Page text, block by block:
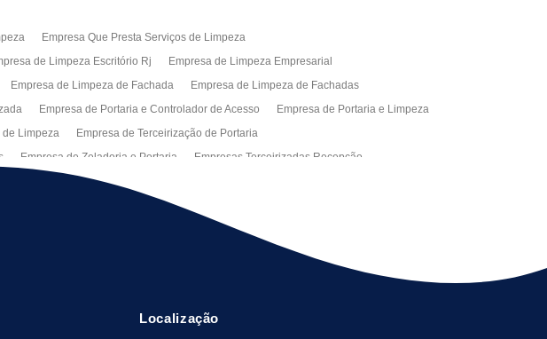
Empresa Que Presta Serviços de Limpeza
de Limpeza Escritório Rj
Empresa de Limpeza Empresarial
Empresa de Limpeza de Fachada
Empresa de Limpeza de Fachadas
Empresa de Portaria e Controlador de Acesso
Empresa de Portaria e Limpeza
de Limpeza
Empresa de Terceirização de Portaria
Empresa de Zeladoria e Portaria
Empresas Terceirizadas Recepção
Jardinagem para Empresa
Recepção Terceirizada
Serviços da Terceirização de Manutenção Predial
Localização